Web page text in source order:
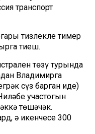
транспорт
тизлекле тимер
тиеш.
төзү турында
Владимирга
сүз барган иде)
участогын
төшәчәк.
ә икенчесе 300